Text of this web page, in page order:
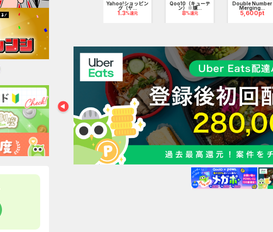
ママデザイナー監修のオリジナルデザインは660種以上。
食器から文房具、算数セットや傘、介護用品などなど、様々な持ち物
シール以外にも、お名前スタンプ、キーホルダー、タオル等も販売し
Yahoo!ショッピン
グ（ヤ...
1.3%還元
Qoo10（キューテ
ン）※購...
8%還元
Double Number
Merging...
5,600pt